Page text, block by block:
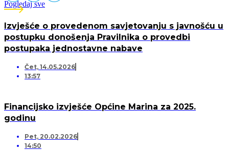
Pogledaj sve
Izvješće o provedenom savjetovanju s javnošću u
postupku donošenja Pravilnika o provedbi
postupaka jednostavne nabave
Čet, 14.05.2026
13:57
Financijsko izvješće Općine Marina za 2025.
godinu
Pet, 20.02.2026
14:50